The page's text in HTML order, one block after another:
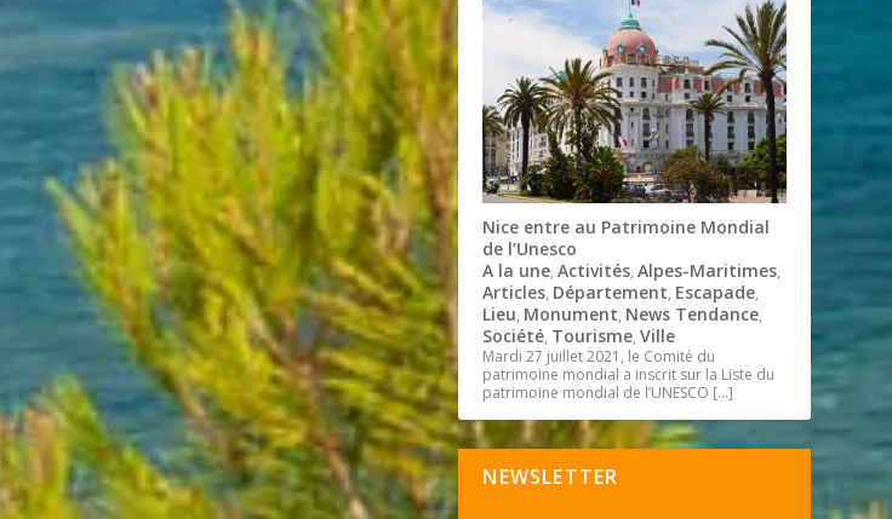
Nice entre au Patrimoine Mondial
de l’Unesco
A la une,Activités,Alpes-Maritimes,
Articles, Département, Escapade,
Lieu, Monument, News Tendance,
Société, Tourisme,Ville
Mardi 27 juillet 2021, le Comité du
patrimoine mondial a inscrit sur la Liste du
patrimoine mondial de l’UNESCO […]
NEWSLETTER